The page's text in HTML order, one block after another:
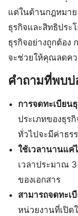
แต่ในด้านกฎหมาย
ธุรกิจและสิทธิปร
ธุรกิจอย่างถูกต้อง
จะช่วยให้คุณลดคว
คำถามที่พบบ่
การจดทะเบียน
ประเภทของธุร
ทั่วไปจะมีค่าธร
ใช้เวลานานแค่
เวลาประมาณ
ของเอกสาร
สามารถจดทะเ
หน่วยงานที่เปิด